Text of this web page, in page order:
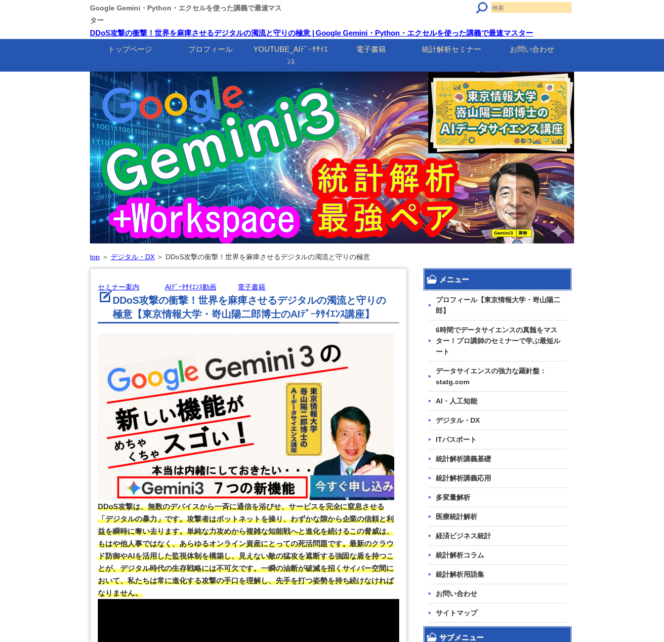
Google Gemini・Python・エクセルを使った講義で最速マス
ター
DDoS攻撃の衝撃！世界を麻痺させるデジタルの濁流と守りの極意 | Google Gemini・Python・エクセルを使った講義で最速マスター
トップページ
プロフィール
YOUTUBE_AIﾃﾞｰﾀｻｲｴ
ﾝｽ
電子書籍 統計解析セミナー お問い合わせ
top＞ デジタル・DX＞ DDoS攻撃の衝撃！世界を麻痺させるデジタルの濁流と守りの極意
セミナー案内 AIﾃﾞｰﾀｻｲｴﾝｽ動画 電子書籍
DDoS攻撃の衝撃！世界を麻痺させるデジタルの濁流と守りの
極意【東京情報大学・嵜山陽二郎博士のAIﾃﾞｰﾀｻｲｴﾝｽ講座】
DDoS攻撃は、無数のデバイスから一斉に通信を浴びせ、サービスを完全に窒息させる
「デジタルの暴力」です。攻撃者はボットネットを操り、わずかな隙から企業の信頼と利
益を瞬時に奪い去ります。単純な力攻めから複雑な知能戦へと進化を続けるこの脅威は、
もはや他人事ではなく、あらゆるオンライン資産にとっての死活問題です。最新のクラウ
ド防御やAIを活用した監視体制を構築し、見えない敵の猛攻を遮断する強固な盾を持つこ
とが、デジタル時代の生存戦略には不可欠です。一瞬の油断が破滅を招くサイバー空間に
おいて、私たちは常に進化する攻撃の手口を理解し、先手を打つ姿勢を持ち続けなければ
なりません。
メニュー
プロフィール【東京情報大学・嵜山陽二
郎】
6時間でデータサイエンスの真髄をマス
ター！プロ講師のセミナーで学ぶ最短ル
ート
データサイエンスの強力な羅針盤：
statg.com
AI・人工知能
デジタル・DX
ITパスポート
統計解析講義基礎
統計解析講義応用
多変量解析
医療統計解析
経済ビジネス統計
統計解析コラム
統計解析用語集
お問い合わせ
サイトマップ
サブメニュー